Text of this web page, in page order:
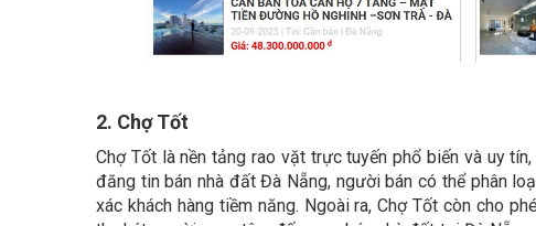
2. Chợ Tốt
Chợ Tốt là nền tảng rao vặt trực tuyến phổ biến và uy
đăng tin bán nhà đất Đà Nẵng, người bán có thể phân
xác khách hàng tiềm năng. Ngoài ra, Chợ Tốt còn cho